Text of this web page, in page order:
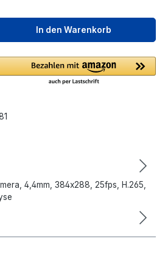
Gib den
In den Warenkorb
4,4mm, 384x288, 25fps, H.265,